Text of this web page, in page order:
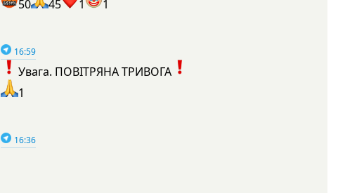
50
45 1 1
16:59
Увага. ПОВІТРЯНА ТРИВОГА
1
16:36